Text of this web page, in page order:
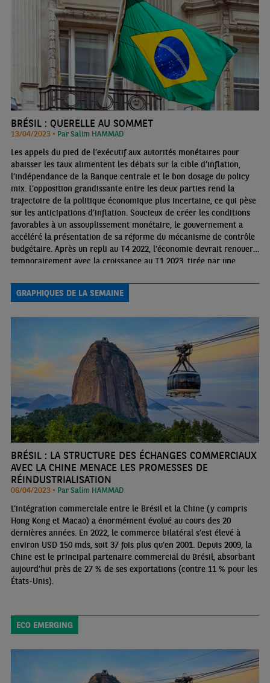
BRÉSIL : QUERELLE AU SOMMET
13/04/2023 • Par Salim HAMMAD
Les appels du pied de l’exécutif aux autorités monétaires pour
abaisser les taux alimentent les débats sur la cible d’inflation,
l’indépendance de la Banque centrale et le bon dosage du policy
mix. L’opposition grandissante entre les deux parties rend la
trajectoire de la politique économique plus incertaine, ce qui pèse
sur les anticipations d’inflation. Soucieux de créer les conditions
favorables à un assouplissement monétaire, le gouvernement a
accéléré la présentation de sa réforme du mécanisme de contrôle
budgétaire. Après un repli au T4 2022, l’économie devrait renouer
temporairement avec la croissance au T1 2023, tirée par une
deuxième semestre 2022 – devrait toutefois se poursuivre sur le
reste de l’année
GRAPHIQUES DE LA SEMAINE
BRÉSIL : LA STRUCTURE DES ÉCHANGES COMMERCIAUX
AVEC LA CHINE MENACE LES PROMESSES DE
RÉINDUSTRIALISATION
06/04/2023 • Par Salim HAMMAD
L’intégration commerciale entre le Brésil et la Chine (y compris
Hong Kong et Macao) a énormément évolué au cours des 20
dernières années. En 2022, le commerce bilatéral s’est élevé à
environ USD 150 mds, soit 37 fois plus qu’en 2001. Depuis 2009, la
Chine est le principal partenaire commercial du Brésil, absorbant
aujourd’hui près de 27 % de ses exportations (contre 11 % pour les
États-Unis).
ECO EMERGING